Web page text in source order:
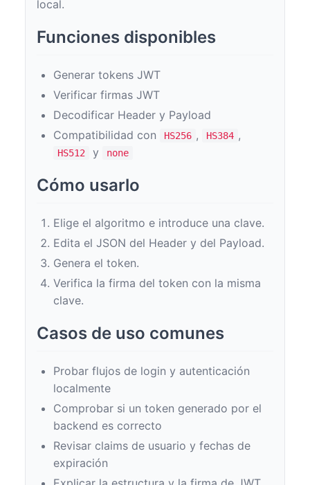
local.
Funciones disponibles
Generar tokens JWT
Verificar firmas JWT
Decodificar Header y Payload
Compatibilidad con
HS256 , HS384 ,
HS512 y none
Cómo usarlo
Elige el algoritmo e introduce una clave.
Edita el JSON del Header y del Payload.
Genera el token.
Verifica la firma del token con la misma
clave.
Casos de uso comunes
Probar flujos de login y autenticación
localmente
Comprobar si un token generado por el
backend es correcto
Revisar claims de usuario y fechas de
expiración